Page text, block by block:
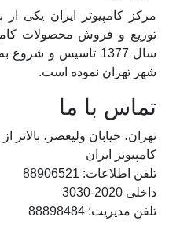
مرکز کامپیوتر ایران یکی از
توزیع و فروش محصولات
شهر تهران نموده است.
تماس با ما
تهران، خیابان ولیعصر، بالاتر
کامپیوتر ایران
تلفن اطلاعات: 88906521
داخلی 2020-3030
تلفن مدیریت: 88898484